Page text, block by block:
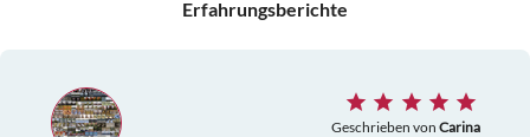
Erfahrungsberichte
Geschrieben von Carina